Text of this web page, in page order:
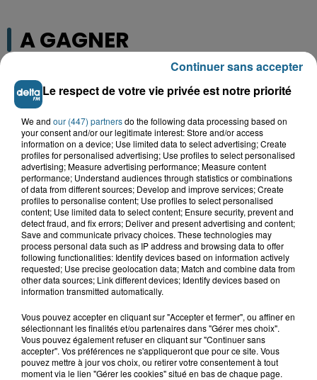
A GAGNER
Grand jeu de l'été : les cabines de plages
Gagnez vos entrées pour Dennlys
Parc
Gagnez vos entrées pour le parc
Bagatelle
Le respect de votre vie privée est notre priorité
We and our (447) partnersdo the following data processing based on
your consent and/or our legitimate interest: Store and/or access
information on a device; Use limited data to select advertising; Create
profiles for personalised advertising; Use profiles to select personalised
advertising; Measure advertising performance; Measure content
performance; Understand audiences through statistics or combinations
of data from different sources; Develop and improve services; Create
profiles to personalise content; Use profiles to select personalised
content; Use limited data to select content; Ensure security, prevent and
detect fraud, and fix errors; Deliver and present advertising and content;
Save and communicate privacy choices. These technologies may
process personal data such as IP address and browsing data to offer
following functionalities: Identify devices based on information actively
requested; Use precise geolocation data; Match and combine data from
other data sources; Link different devices; Identify devices based on
information transmitted automatically.
Vous pouvez accepter en cliquant sur "Accepter et fermer", ou affiner en
sélectionnant les finalités et/ou partenaires dans "Gérer mes choix".
Vous pouvez également refuser en cliquant sur "Continuer sans
accepter". Vos préférences ne s'appliqueront que pour ce site. Vous
pouvez mettre à jour vos choix, ou retirer votre consentement à tout
moment via le lien "Gérer les cookies" situé en bas de chaque page.
Continuer sans accepter